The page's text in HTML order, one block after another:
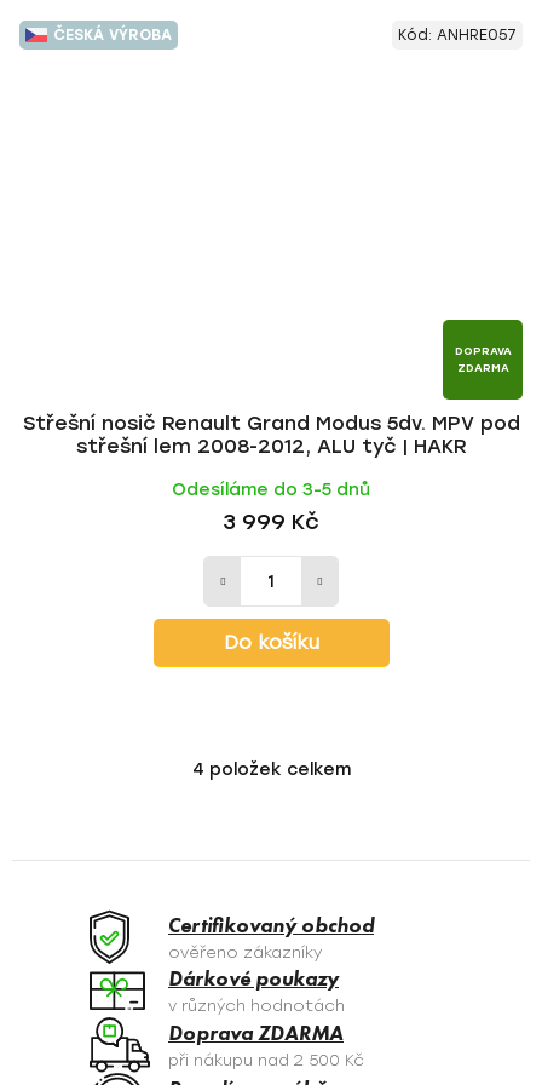
ČESKÁ VÝROBA
DOPRAVA
ZDARMA
Střešní nosič Renault Grand Modus 5dv. MPV pod
střešní lem 2008-2012, ALU tyč | HAKR
Odesíláme do 3-5 dnů
3 999 Kč
Do košíku
Kód: ANHRE057
O
á
c
í
p
r
v
k
4 položek celkem
Certifikovaný obchod
ověřeno zákazníky
Dárkové poukazy
v různých hodnotách
Doprava ZDARMA
při nákupu nad 2 500 Kč